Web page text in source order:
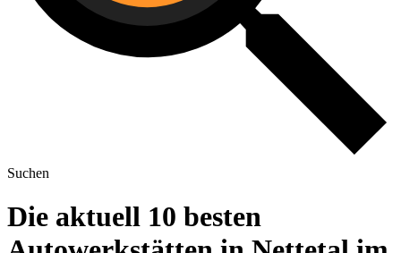
Suchen
Die aktuell 10 besten